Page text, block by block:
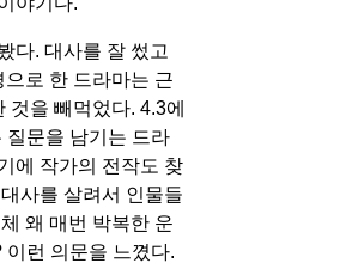
다. 대사를 잘 썼고
로 한 드라마는 근
을 빼먹었다. 4.3에
질문을 남기는 드라
에 작가의 전작도 찾
사를 살려서 인물들
왜 매번 박복한 운
런 의문을 느꼈다.